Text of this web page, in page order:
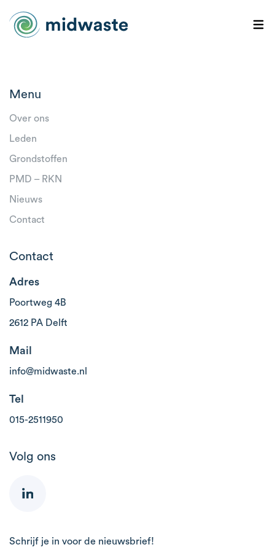
Menu
Over ons
Leden
Grondstoffen
PMD – RKN
Nieuws
Contact
Contact
Adres
Poortweg 4B
2612 PA Delft
Mail
info@midwaste.nl
Tel
015-2511950
Volg ons
Schrijf je in voor de nieuwsbrief!